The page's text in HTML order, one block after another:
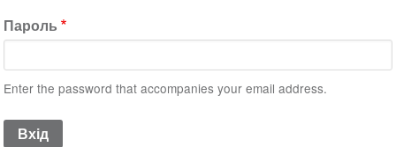
Пароль
Enter the password that accompanies your email address.